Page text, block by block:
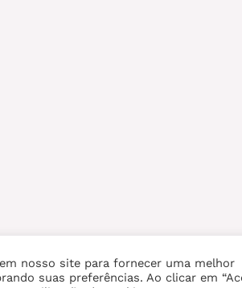
nosso site para fornecer uma melhor
suas preferências. Ao clicar em